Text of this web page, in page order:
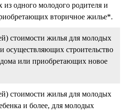
одного молодого родителя и
вторичное жилье*.
стоимости жилья для молодых
осуществляющих строительство
или приобретающих новое
стоимости жилья для молодых
и более, для молодых